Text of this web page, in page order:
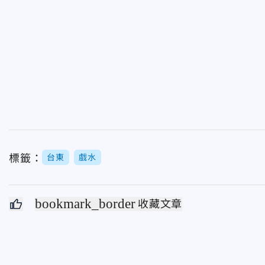
標籤： 台東 戲水
bookmark_border 收藏文章